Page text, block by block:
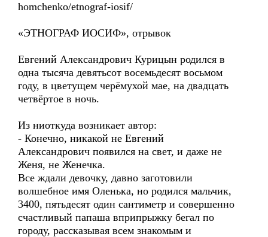
homchenko/etnograf-iosif/
«ЭТНОГРАФ ИОСИФ», отрывок
Евгений Александрович Курицын родился в
одна тысяча девятьсот восемьдесят восьмом
году, в цветущем черёмухой мае, на двадцать
четвёртое в ночь.
Из ниоткуда возникает автор:
- Конечно, никакой не Евгений
Александрович появился на свет, и даже не
Женя, не Женечка.
Все ждали девочку, давно заготовили
волшебное имя Оленька, но родился мальчик,
3400, пятьдесят один сантиметр и совершенно
счастливый папаша вприпрыжку бегал по
городу, рассказывая всем знакомым и